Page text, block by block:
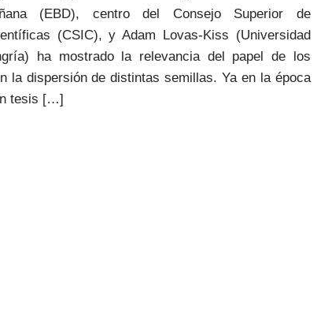
(EBD), centro del Consejo Superior de
(CSIC), y Adam Lovas-Kiss (Universidad
ha mostrado la relevancia del papel de los
la dispersión de distintas semillas. Ya en la época
tesis […]